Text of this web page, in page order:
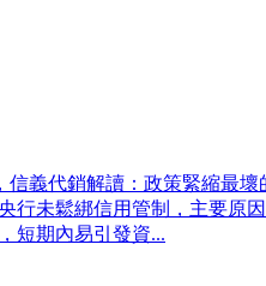
義代銷解讀：政策緊縮最
未鬆綁信用管制，主要原
短期內易引發資...